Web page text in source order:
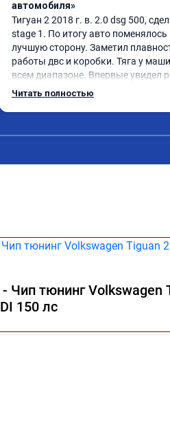
автомобиля»
Тигуан 2 2018 г. в. 2.0 dsg 500,
stage 1. По итогу авто поменялось
лучшую сторону. Заметил
работы двс и коробки. Тяга у
всем диапазоне. Впервые увидел
по трассе меньше 8 литров.
Читать полностью
- Чип тюнинг Volkswagen
150 лс